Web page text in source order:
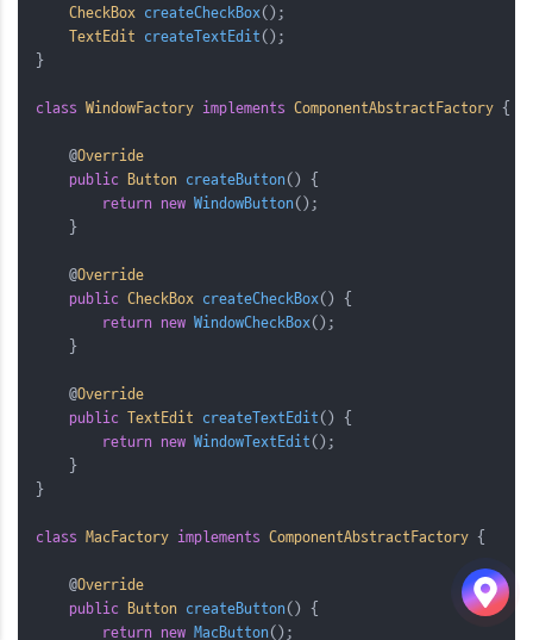
CheckBox createCheckBox();
TextEdit createTextEdit();
}
class WindowFactory implements ComponentAbstractFactory {
@Override
public
Button createButton() {
return new WindowButton();
    }
@Override
public CheckBox createCheckBox() {
return new WindowCheckBox();
    }
@Override
public TextEdit createTextEdit() {
return new WindowTextEdit();
    }
}
class MacFactory implements ComponentAbstractFactory {
@Override
public
Button createButton() {
return new MacButton();